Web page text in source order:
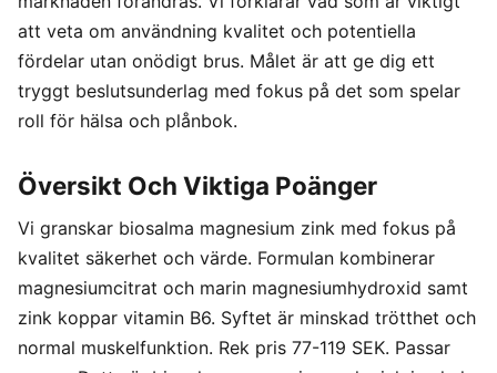
att veta om användning kvalitet och potentiella
fördelar utan onödigt brus. Målet är att ge dig ett
tryggt beslutsunderlag med fokus på det som spelar
roll för hälsa och plånbok.
Översikt Och Viktiga Poänger
Vi granskar biosalma magnesium zink med fokus på
kvalitet säkerhet och värde. Formulan kombinerar
magnesiumcitrat och marin magnesiumhydroxid samt
zink koppar vitamin B6. Syftet är minskad trötthet och
normal muskelfunktion. Rek pris 77-119 SEK. Passar